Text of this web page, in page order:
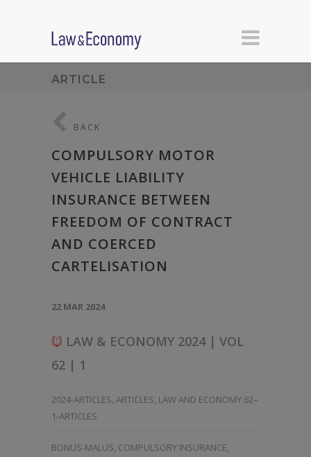
ARTICLE
BACK
COMPULSORY MOTOR
VEHICLE LIABILITY
INSURANCE BETWEEN
FREEDOM OF CONTRACT
AND COERCED
CARTELISATION
22 MAR 2024
LAW & ECONOMY 2024 | VOL
62 | 1
2024-ARTICLES, ARTICLES, LAW AND ECONOMY 62–
1-ARTICLES
BONUS-MALUS, COMPULSORY INSURANCE,